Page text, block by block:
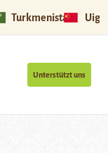
Turkmenistan
Unterstützt uns